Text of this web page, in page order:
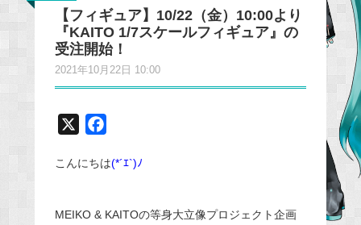
【フィギュア】10/22（金）10:00より
『KAITO 1/7スケールフィギュア』の
受注開始！
2021年10月22日 10:00
c
b
こんにちは(*´ｴ`)ﾉ
MEIKO & KAITOの等身大立像プロジェクト企画